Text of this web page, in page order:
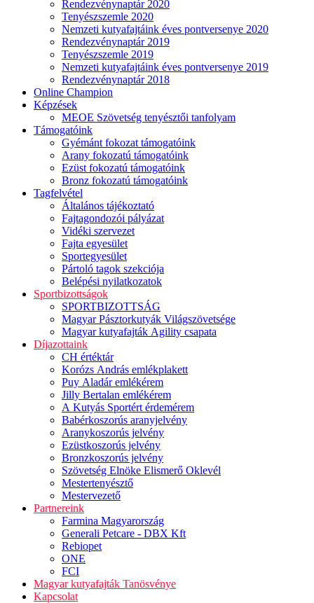
Rendezvénynaptár 2020
Tenyészszemle 2020
Nemzeti kutyafajtáink éves pontversenye 2020
Rendezvénynaptár 2019
Tenyészszemle 2019
Nemzeti kutyafajtáink éves pontversenye 2019
Rendezvénynaptár 2018
Online Champion
Képzések
MEOE Szövetség tenyésztői tanfolyam
Támogatóink
Gyémánt fokozat támogatóink
Arany fokozatú támogatóink
Ezüst fokozatú támogatóink
Bronz fokozatú támogatóink
Tagfelvétel
Általános tájékoztató
Fajtagondozói pályázat
Vidéki szervezet
Fajta egyesület
Sportegyesület
Pártoló tagok szekciója
Belépési nyilatkozatok
Sportbizottságok
SPORTBIZOTTSÁG
Magyar Pásztorkutyák Világszövetsége
Magyar kutyafajták Agility csapata
Díjazottaink
CH értéktár
Korózs András emlékplakett
Puy Aladár emlékérem
Jilly Bertalan emlékérem
A Kutyás Sportért érdemérem
Babérkoszorús aranyjelvény
Aranykoszorús jelvény
Ezüstkoszorús jelvény
Bronzkoszorús jelvény
Szövetség Elnöke Elismerő Oklevél
Mestertenyésztő
Mestervezető
Partnereink
Farmina Magyarország
Generali Petcare - DBX Kft
Rebiopet
ONE
FCI
Magyar kutyafajták Tanösvénye
Kapcsolat